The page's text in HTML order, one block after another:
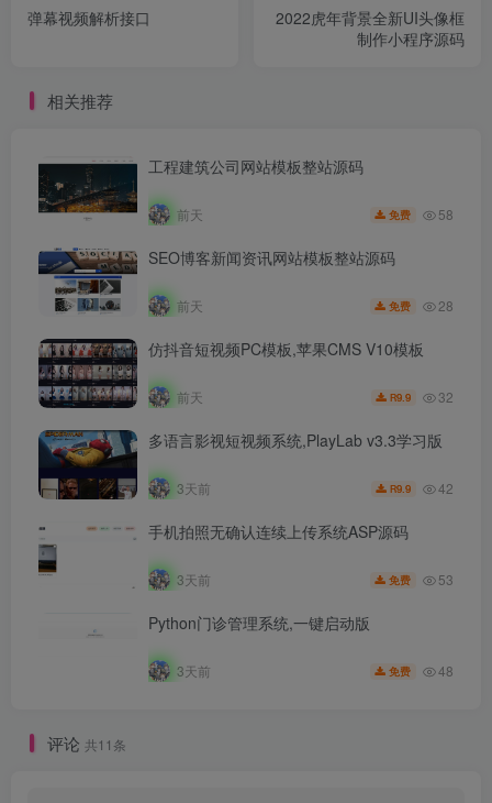
弹幕视频解析接口
2022虎年背景全新UI头像框
制作小程序源码
相关推荐
工程建筑公司网站模板整站源码
前天 免费 58
SEO博客新闻资讯网站模板整站源码
前天 免费 28
仿抖音短视频PC模板,苹果CMS V10模板
前天 R9.9 32
多语言影视短视频系统,PlayLab v3.3学习版
3天前 R9.9 42
手机拍照无确认连续上传系统ASP源码
3天前 免费 53
Python门诊管理系统,一键启动版
3天前 免费 48
评论 共11条